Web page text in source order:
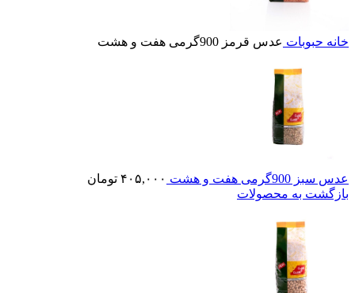
خانه حبوبات عدس قرمز 900گرمی هفت و هشت
عدس سبز 900گرمی هفت و هشت ۴۰۵,۰۰۰ تومان
بازگشت به محصولات